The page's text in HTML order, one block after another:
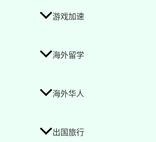
游戏加速
海外留学
海外华人
出国旅行